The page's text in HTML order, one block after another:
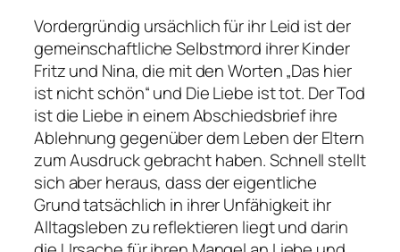
Vordergründig ursächlich für ihr Leid ist der
gemeinschaftliche Selbstmord ihrer Kinder
Fritz und Nina, die mit den Worten „Das hier
ist nicht schön“ und Die Liebe ist tot. Der Tod
ist die Liebe in einem Abschiedsbrief ihre
Ablehnung gegenüber dem Leben der Eltern
zum Ausdruck gebracht haben. Schnell stellt
sich aber heraus, dass der eigentliche
Grund tatsächlich in ihrer Unfähigkeit ihr
Alltagsleben zu reflektieren liegt und darin